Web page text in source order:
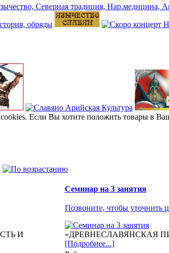
Если Вы хотите положить товары в
И
Семинар на 3 занятия
Позвоните, чтобы уточнить
«ДРЕВНЕСЛАВЯНСКАЯ
[Подробнее...]